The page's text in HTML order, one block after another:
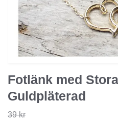
Fotlänk med
Guldpläterad
39 kr